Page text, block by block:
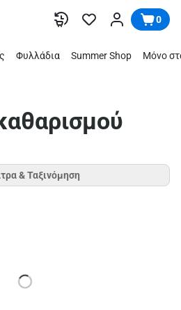
0
Φυλλάδια Summer Shop Μόνο
& Ταξινόμηση